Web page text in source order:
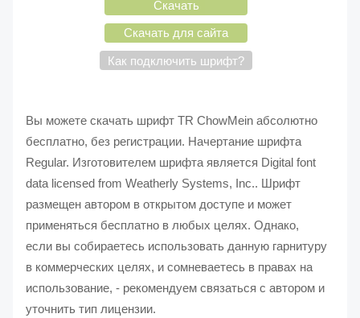
Скачать
Скачать для сайта
Как подключить шрифт?
Вы можете скачать шрифт TR ChowMein абсолютно
бесплатно, без регистрации. Начертание шрифта
Regular. Изготовителем шрифта является Digital font
data licensed from Weatherly Systems, Inc.. Шрифт
размещен автором в открытом доступе и может
применяться бесплатно в любых целях. Однако,
если вы собираетесь использовать данную гарнитуру
в коммерческих целях, и сомневаетесь в правах на
использование, - рекомендуем связаться с автором и
уточнить тип лицензии.